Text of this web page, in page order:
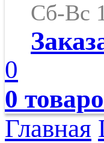
Сб-Вс
0
0
Главная